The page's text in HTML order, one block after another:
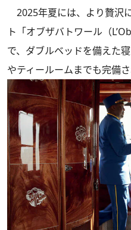
2025年夏には、より贅沢
ト「オブザバトワール（
で、ダブルベッドを備えた
やティールームまでも完備さ